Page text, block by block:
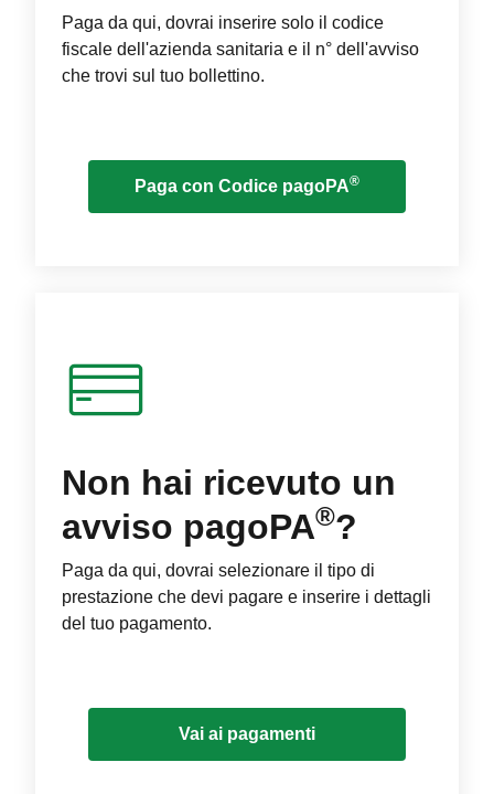
Paga da qui, dovrai inserire solo il codice
fiscale dell'azienda sanitaria e il n° dell'avviso
che trovi sul tuo bollettino.
Paga con Codice pagoPA®
Non hai ricevuto un
avviso pagoPA®?
Paga da qui, dovrai selezionare il tipo di
prestazione che devi pagare e inserire i dettagli
del tuo pagamento.
Vai ai pagamenti